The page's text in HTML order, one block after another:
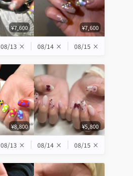
¥7,600 ¥7,600
08/13 × 08/14 × 08/15 ×
¥8,800 ¥5,800
08/13 × 08/14 × 08/15 ×